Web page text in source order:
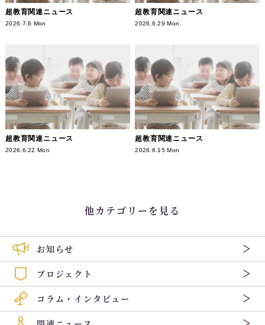
超教育関連ニュース
2026.7.6 Mon
超教育関連ニュース
2026.6.29 Mon
超教育関連ニュース
2026.6.22 Mon
超教育関連ニュース
2026.6.15 Mon
他カテゴリーを見る
お知らせ
プロジェクト
コラム・インタビュー